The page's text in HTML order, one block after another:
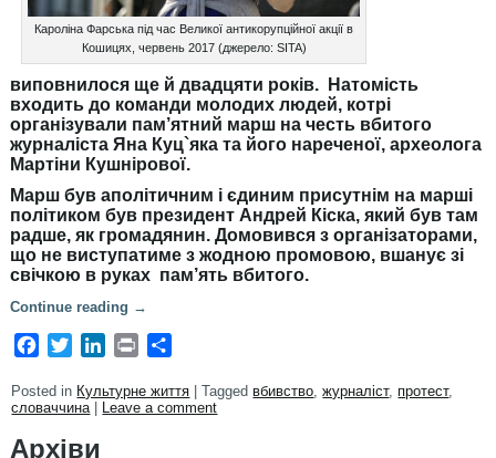
Кароліна Фарська під час Великої антикорупційної акції в
Кошицях, червень 2017 (джерело: SITA)
виповнилося ще й двадцяти років. Натомість
входить до команди молодих людей, котрі
організували пам’ятний марш на честь вбитого
журналіста Яна Куц`яка та його нареченої, археолога
Мартіни Кушнірової.
Марш був аполітичним і єдиним присутнім на марші
політиком був президент Андрей Кіска, який був там
радше, як громадянин. Домовився з організаторами,
що не виступатиме з жодною промовою, вшанує зі
свічкою в руках пам’ять вбитого.
Continue reading →
Facebook
TwitterLinkedIn
Print
Posted in Культурне життя |Tagged вбивство ,журналіст, протест,
словаччина
Leave a comment
Архіви